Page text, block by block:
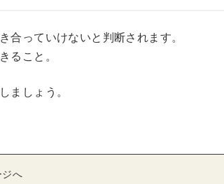
っていけないと判断されます。
ること。
ましょう。
ジへ